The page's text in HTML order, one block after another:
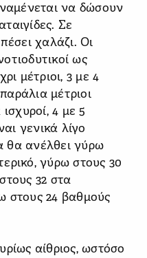
να δώσουν
Σε
χαλάζι. Οι
ως
μέτριοι, 3 με 4
μέτριοι
4 με 5
γενικά λίγο
θα ανέλθει γύρω
γύρω στους 30
32 στα
στους 24 βαθμούς
αίθριος, ωστόσο